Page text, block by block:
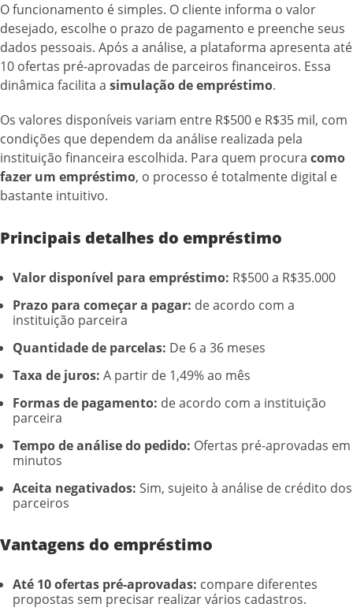
O funcionamento é simples. O cliente informa o valor
desejado, escolhe o prazo de pagamento e preenche seus
dados pessoais. Após a análise, a plataforma apresenta até
10 ofertas pré-aprovadas de parceiros financeiros. Essa
dinâmica facilita a simulação de empréstimo.
Os valores disponíveis variam entre R$500 e R$35 mil, com
condições que dependem da análise realizada pela
instituição financeira escolhida. Para quem procura como
fazer um empréstimo, o processo é totalmente digital e
bastante intuitivo.
Principais detalhes do empréstimo
Valor disponível para empréstimo: R$500 a R$35.000
Prazo para começar a pagar: de acordo com a
instituição parceira
Quantidade de parcelas: De 6 a 36 meses
Taxa de juros: A partir de 1,49% ao mês
Formas de pagamento: de acordo com a instituição
parceira
Tempo de análise do pedido: Ofertas pré-aprovadas em
minutos
Aceita negativados: Sim, sujeito à análise de crédito dos
parceiros
Vantagens do empréstimo
Até 10 ofertas pré-aprovadas: compare diferentes
propostas sem precisar realizar vários cadastros.